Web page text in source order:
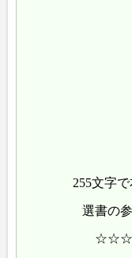
255文字
選書の